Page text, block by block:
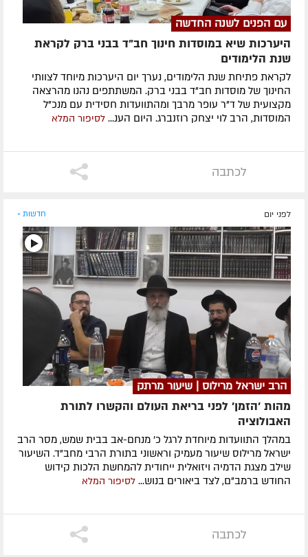
עם הפנים לשנה החדשה
היערכות שיא במוסדות חינוך חב"ד בבני ברק לקראת
שנת הלימודים
לקראת פתיחת שנת הלימודים, נערך יום היערכות מיוחד לצוותי
החינוך של מוסדות חב"ד בבני ברק. המשתתפים נהנו מהרצאה
מקצועית של ד"ר עופר מרבך ומהתוועדות חסידית עם מנכ"ל
המוסדות, הרב לוי יצחק רוזנברג. היום הענ... לסיפור המלא
לכתבה
לפני יום חדשות »
הרב ישראל מרילוס | שיעור מרתק
מהות 'הזמן' לפני בריאת העולם והקשרו לתורת
האבולוציה
במהלך התוועדות מיוחדת לרגל כ' מנחם-אב בבית שמש, מסר הרב
ישראל מרילוס שיעור מעמיק וראשוני בתורת הרבי מחב"ד. השיעור
שילב מצגת הדמיה ויזואלית ייחודית להמחשת הלכות קידוש
החודש ברמב"ם, לצד ביאורים בנוש... לסיפור המלא
לכתבה